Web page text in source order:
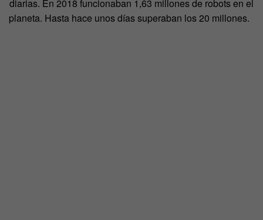
diarias. En 2018 funcionaban 1,63 millones de robots en el
planeta. Hasta hace unos días superaban los 20 millones.